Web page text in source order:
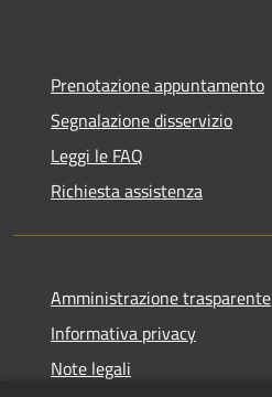
Prenotazione appuntamento
Segnalazione disservizio
Leggi le FAQ
Richiesta assistenza
Amministrazione trasparente
Informativa privacy
Note legali